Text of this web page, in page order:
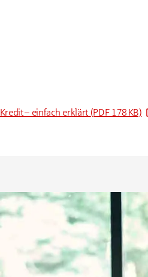
Kredit – einfach erklärt (PDF 178 KB)